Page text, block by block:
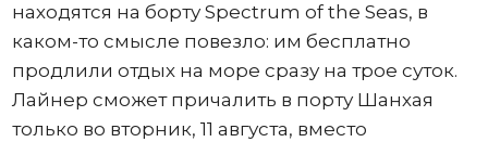
находятся на борту Spectrum of the Seas, в
каком-то смысле повезло: им бесплатно
продлили отдых на море сразу на трое суток.
Лайнер сможет причалить в порту Шанхая
только во вторник, 11 августа, вместо